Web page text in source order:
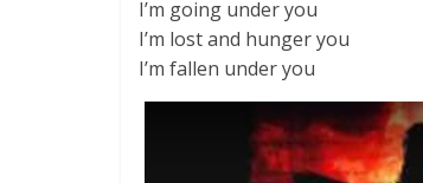
I’m going under you
I’m lost and hunger you
I’m fallen under you